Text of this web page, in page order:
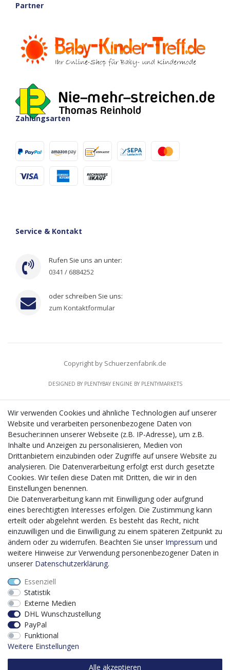
Partner
Zahlungsarten
Service & Kontakt
Rufen Sie uns an unter:
0341 / 6884252
oder schreiben Sie uns:
zum Kontaktformular
Copyright by Schuerzenfabrik.de
DESIGNED BY PLENTYBAYENGINE BY PLENTYMARKETS
CMS-Softwaresystems zur digitalen Optimierung
von Geschäftsprozessen
Mit dem vorgenannten Projekt, welches im Zeitraum vom
20.12.2023 bis zum 29.02.2024 im Rahmen des
Förderprogrammes Digitalisierung Zuschuss EFRE 2021
bis 2027 umgesetzt wird, möchten wir in die Anschaffung
eines Content-Management-Systems (CMS-
Softwaresystem) investieren, um unseren Online-Shop
künftig selbst verwalten zu können. Diese Software dient
der effizienteren gemeinschaftlichen Erstellung,
Bearbeitung, Organisation und Darstellung digitaler
Inhalte (Content) in unserem Unternehmen. Dies ist
insbesondere für den Vertrieb von Bedeutung. Bisher
Software digitalisiert werden was zu einer enormen
Zeitersparnis führt.
Dieses Vorhaben wird kofinanziert von der Europäischen
Union mithilfe von EFRE-Mitteln sowie durch Steuermittel
auf der Grundlage des vom Sächsischen Landtag
beschlossenen Haushaltes.
Wir verwenden Cookies und ähnliche Technologien auf unserer
Website und verarbeiten personenbezogene Daten von
Besucher:innen unserer Webseite (z.B. IP-Adresse), um z.B.
Inhalte und Anzeigen zu personalisieren, Medien von
Drittanbietern einzubinden oder Zugriffe auf unsere Website zu
analysieren. Die Datenverarbeitung erfolgt erst durch gesetzte
Cookies. Wir teilen diese Daten mit Dritten, die wir in den
Einstellungen benennen.
Die Datenverarbeitung kann mit Einwilligung oder aufgrund
eines berechtigten Interesses erfolgen. Die Zustimmung kann
erteilt oder abgelehnt werden. Es besteht das Recht, nicht
einzuwilligen und die Einwilligung zu einem späteren Zeitpunkt zu
ändern oder zu widerrufen. Beachten Sie unser Impressum und
weitere Hinweise zur Verwendung personenbezogener Daten in
unserer Daten­schutz­erklärung.
Essenziell
Statistik
Externe Medien
DHL Wunschzustellung
PayPal
Funktional
Weitere Einstellungen
Alle akzeptieren